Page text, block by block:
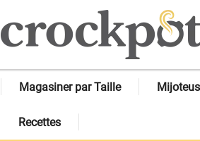
Magasiner par Taille
Recettes